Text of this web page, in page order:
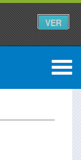
VER
0